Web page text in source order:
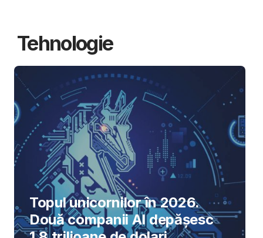
Tehnologie
Topul unicornilor în 2026.
Două companii AI depășesc